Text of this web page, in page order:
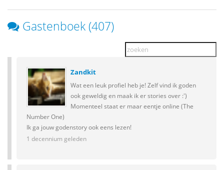
Gastenboek (407)
Zandkit
Wat een leuk profiel heb je! Zelf vind ik goden
ook geweldig en maak ik er stories over :')
Momenteel staat er maar eentje online (The
Number One)
Ik ga jouw godenstory ook eens lezen!
1 decennium geleden